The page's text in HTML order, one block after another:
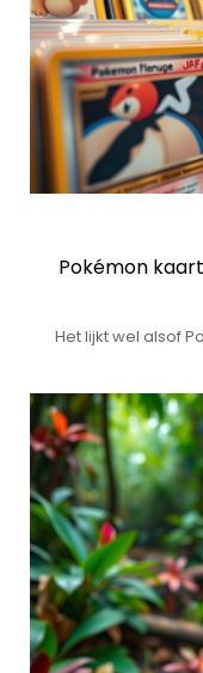
Pokémon
Het lijkt wel alsof